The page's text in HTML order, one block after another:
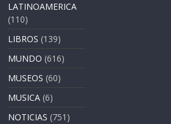
LATINOAMERICA
(110)
LIBROS (139)
MUNDO (616)
MUSEOS (60)
MUSICA (6)
NOTICIAS (751)